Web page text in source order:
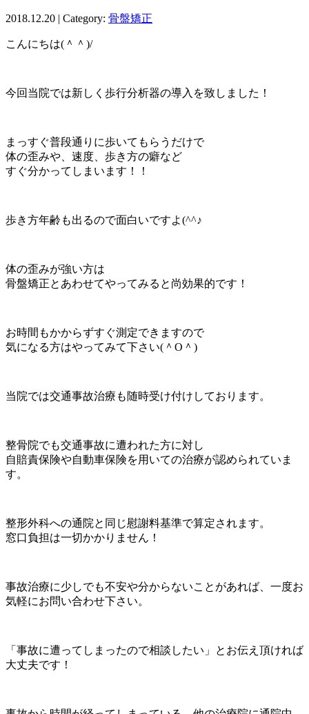
2018.12.20 | Category: 骨盤矯正
こんにちは(＾＾)/
今回当院では新しく歩行分析器の導入を致しました！
まっすぐ普段通りに歩いてもらうだけで
体の歪みや、速度、歩き方の癖など
すぐ分かってしまいます！！
歩き方年齢も出るので面白いですよ(^^♪
体の歪みが強い方は
骨盤矯正とあわせてやってみると尚効果的です！
お時間もかからずすぐ測定できますので
気になる方はやってみて下さい(＾O＾)
当院では交通事故治療も随時受け付けしております。
整骨院でも交通事故に遭われた方に対し
自賠責保険や自動車保険を用いての治療が認められていま
す。
整形外科への通院と同じ慰謝料基準で算定されます。
窓口負担は一切かかりません！
事故治療に少しでも不安や分からないことがあれば、一度お
気軽にお問い合わせ下さい。
「事故に遭ってしまったので相談したい」とお伝え頂ければ
大丈夫です！